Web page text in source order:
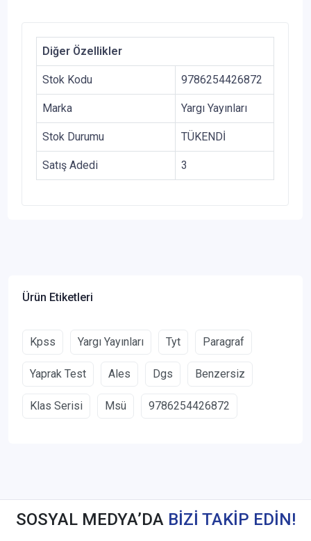
Diğer Özellikler
Stok Kodu 9786254426872
Marka Yargı Yayınları
Stok Durumu TÜKENDİ
Satış Adedi 3
Ürün Etiketleri
Kpss Yargı Yayınları Tyt Paragraf
Yaprak Test Ales Dgs Benzersiz
Klas Serisi Msü 9786254426872
SOSYAL MEDYA’DA BİZİ TAKİP EDİN!